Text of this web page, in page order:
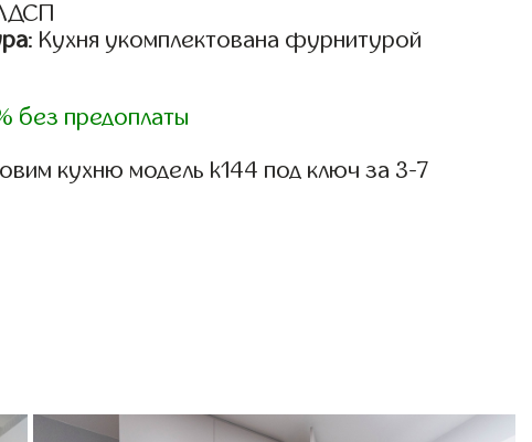
: Кухня укомплектована фурнитурой
без предоплаты
кухню модель k144 под ключ за 3-7